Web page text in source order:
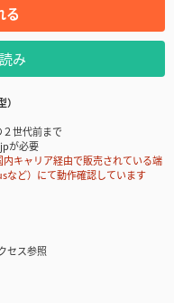
る
み
世代前まで
が必要
キャリア経由で販売されている端
など）にて動作確認しています
セス参照